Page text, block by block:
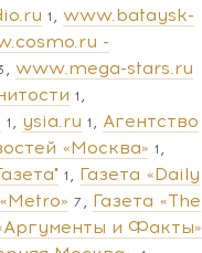
1
www.bataysk-
-
www.mega-stars.ru
1
1 ysia.ru 1
Агентство
«Москва» 1
1
Газета «Daily
7
Газета «The
и Факты»